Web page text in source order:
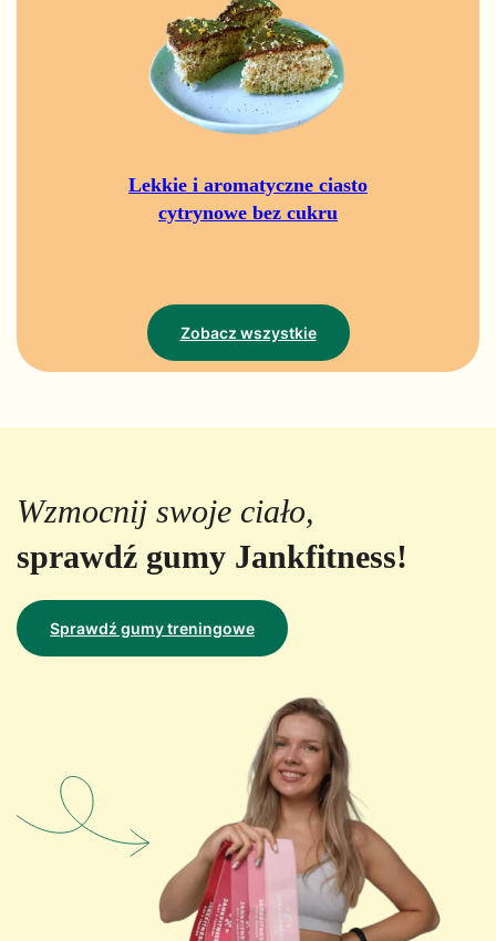
Lekkie i aromatyczne ciasto
cytrynowe bez cukru
Zobacz wszystkie
Wzmocnij swoje ciało,
sprawdź gumy Jankfitness!
Sprawdź gumy treningowe